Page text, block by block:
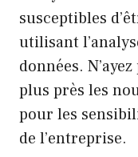
susceptibles
utilisant
données.
plus près les
pour les
de l’entreprise.